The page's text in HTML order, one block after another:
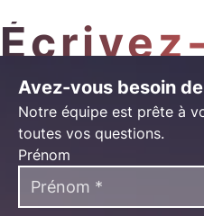
Avez-vous besoin
Notre équipe est prête à
toutes vos questions.
Prénom